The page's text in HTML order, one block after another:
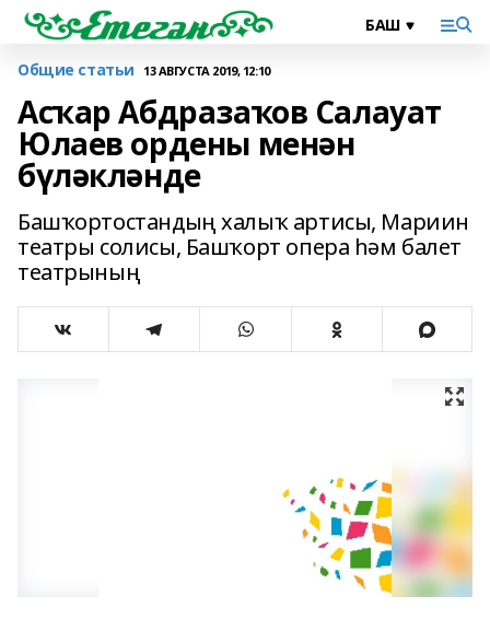
Общие статьи 13 АВГУСТА 2019, 12:10
Асҡар Абдразаҡов Салауат
Юлаев ордены менән
бүләкләнде
Башҡортостандың халыҡ артисы, Мариин
театры солисы, Башҡорт опера һәм балет
театрының